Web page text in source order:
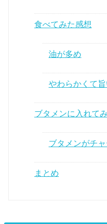
食べてみた感想
油が多め
やわらかくて
ブタメンに入れて
ブタメンがチ
まとめ